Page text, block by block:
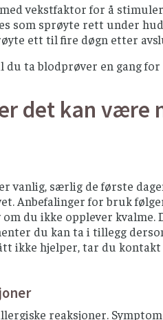
vekstfaktor for å
som sprøyte rett under
ett til fire døgn etter
du ta blodprøver en gang for
det kan være
vanlig, særlig de første
Anbefalinger for bruk
du ikke opplever
du kan ta i tillegg
ikke hjelper, tar du
reaksjoner.